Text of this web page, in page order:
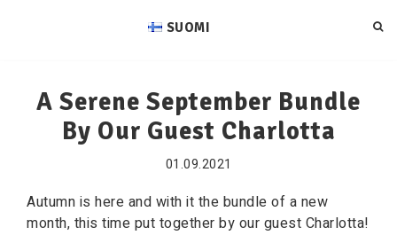
SUOMI
A Serene September Bundle
By Our Guest Charlotta
01.09.2021
Autumn is here and with it the bundle of a new
month, this time put together by our guest Charlotta!